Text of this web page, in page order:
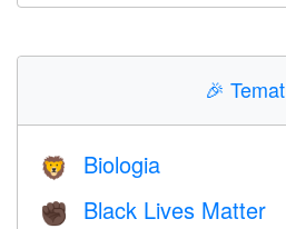
🎉 Temat
🦁 Biologia
✊🏿 Black Lives Matter